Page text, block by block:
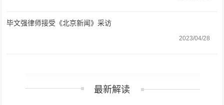
毕文强律师接受《北京新闻》采访
2023/04/28
最新解读